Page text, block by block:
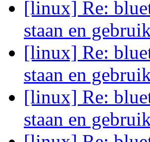
[linux] Re:
staan en
[linux] Re:
staan en
[linux] Re:
staan en